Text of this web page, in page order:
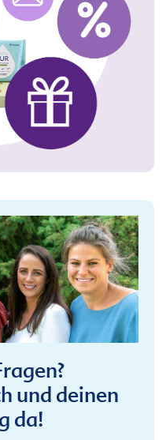
und deinen
da!